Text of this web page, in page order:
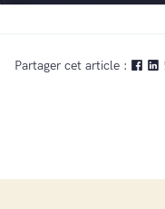
Partager cet article :